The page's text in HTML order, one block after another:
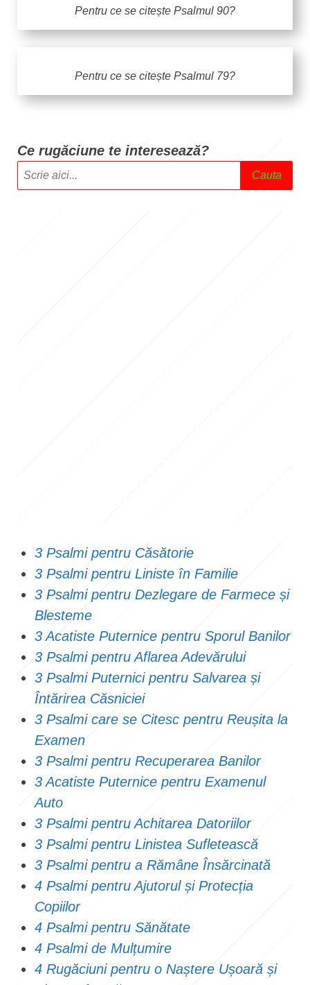
Pentru ce se citește Psalmul 90?
Pentru ce se citește Psalmul 79?
Ce rugăciune te interesează?
Cauta
3 Psalmi pentru Căsătorie
3 Psalmi pentru Liniste în Familie
3 Psalmi pentru Dezlegare de Farmece și
Blesteme
3 Acatiste Puternice pentru Sporul Banilor
3 Psalmi pentru Aflarea Adevărului
3 Psalmi Puternici pentru Salvarea și
Întărirea Căsniciei
3 Psalmi care se Citesc pentru Reușita la
Examen
3 Psalmi pentru Recuperarea Banilor
3 Acatiste Puternice pentru Examenul
Auto
3 Psalmi pentru Achitarea Datoriilor
3 Psalmi pentru Linistea Sufletească
3 Psalmi pentru a Rămâne Însărcinată
4 Psalmi pentru Ajutorul și Protecția
Copiilor
4 Psalmi pentru Sănătate
4 Psalmi de Mulțumire
4 Rugăciuni pentru o Naștere Ușoară și